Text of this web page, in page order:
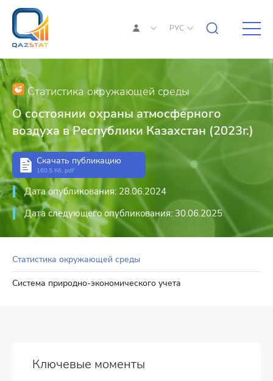
РУС
Статистика окружающей среды
Система природно-экономического учета
Статистика окружающей среды
О состоянии охраны атмосферного
воздуха в Республики Казахстан (2023г.)
Скачать публикацию
160.5 Кб, pdf
Дата опубликования: 28.06.2024
Дата следующего опубликования: 30.06.2025
Ключевые моменты